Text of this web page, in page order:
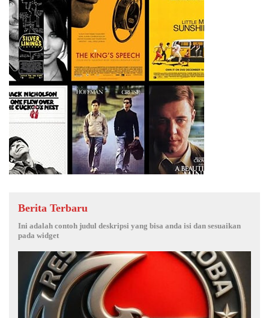
Berita Terbaru
Ini adalah contoh judul deskripsi yang bisa anda isi dan sesuaikan
pada widget